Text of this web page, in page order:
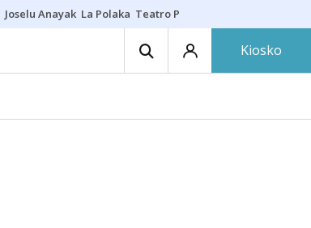
Joselu Anayak La Polaka Teatro Principal
Kiosko